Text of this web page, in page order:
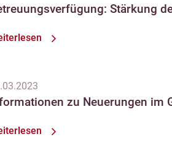
Stärkung
zu Neuerungen im